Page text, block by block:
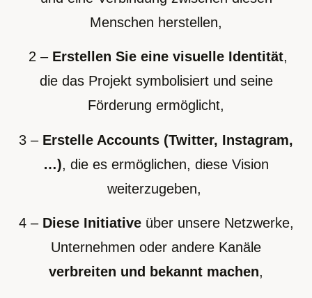
Menschen herstellen,
2 – Erstellen Sie eine visuelle Identität,
die das Projekt symbolisiert und seine
Förderung ermöglicht,
3 – Erstelle Accounts (Twitter, Instagram,
…), die es ermöglichen, diese Vision
weiterzugeben,
4 – Diese Initiativeüber unsere Netzwerke,
Unternehmen oder andere Kanäle
verbreiten und bekannt machen,